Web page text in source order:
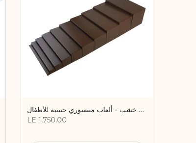
السلم البني منتسوري 10 قطع خشب - ألعاب منتسوري حسية للأطفال
LE 1,750.00